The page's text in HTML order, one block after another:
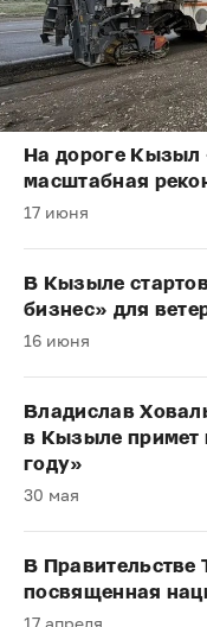
На дороге Кызыл
масштабная
17 июня
В Кызыле
бизнес» для
16 июня
Владислав
в Кызыле примет
году»
30 мая
В
посвященная
17 апреля